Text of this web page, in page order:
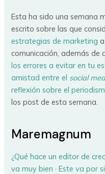
Esta ha sido una semana
escrito sobre las que
estrategias de marketing
comunicación, además
los errores a evitar en tu
amistad entre el social
reflexión sobre el
los post de esta semana.
Maremagnum
¿Qué hace un editor de
va muy bien ·Este va por